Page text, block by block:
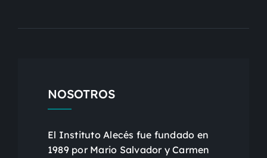
NOSOTROS
El Instituto Alecés fue fundado en
1989 por Mario Salvador y Carmen